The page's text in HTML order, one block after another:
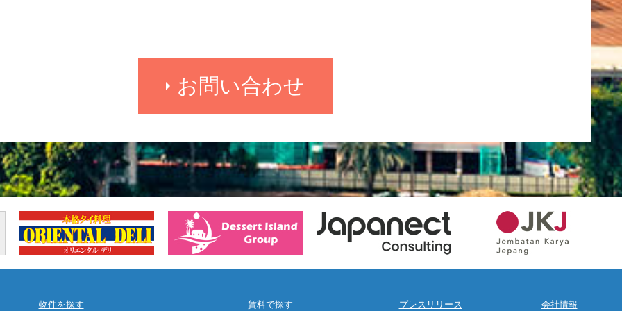
お問い合わせ
物件を探す 賃料で探す プレスリリース 会社情報